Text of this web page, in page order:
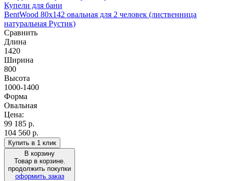
Купели для бани
BentWood 80х142 овальная для 2 человек (лиственница
натуральная Рустик)
Сравнить
Длина
1420
Ширина
800
Высота
1000-1400
Форма
Овальная
Цена:
99 185 р.
104 560 р.
Купить в 1 клик
В корзину
Товар в корзине.
продолжить покупки
оформить заказ